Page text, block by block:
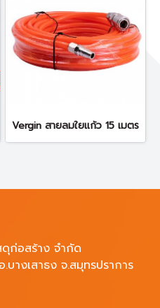
Vergin สายลมใยแก้ว 15 เมตร
ก่อสร้าง จำกัด
างเสาธง จ.สมุทรปราการ